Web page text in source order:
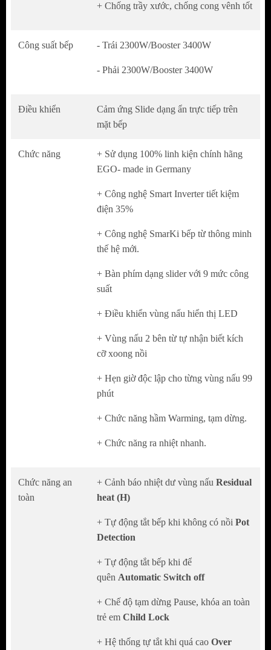
mới.
Điều khiển vùng nấu hiển thị LED
nồi
Hẹn giờ độc lập cho từng vùng nấu 99 phút
Chức năng hầm Warming, tạm dừng.
Chức năng ra nhiệt nhanh.
CHỨC NĂNG AN TOÀN
Tự động tắt bếp khi không có nồi
Tự động tắt bếp khi để quên
Child Lock
Cảm biến chống tràn tự tắt
HÌNH ẢNH THỰC TẾ CỦA BẾP TỪ
KOCHER DI 801GE IPLUS
+ Chống trầy xước, chống cong vênh tốt
Công suất bếp - Trái 2300W/Booster 3400W
- Phải 2300W/Booster 3400W
Điều khiển
Cảm ứng Slide dạng ẩn trực tiếp trên
mặt bếp
Chức năng
+ Sử dụng 100% linh kiện chính hãng
EGO- made in Germany
+ Công nghệ Smart Inverter tiết kiệm
điện 35%
+ Công nghệ SmarKi bếp từ thông minh
thế hệ mới.
+ Bàn phím dạng slider với 9 mức công
suất
+ Điều khiển vùng nấu hiển thị LED
+ Vùng nấu 2 bên từ tự nhận biết kích
cỡ xoong nồi
+ Hẹn giờ độc lập cho từng vùng nấu 99
phút
+ Chức năng hầm Warming, tạm dừng.
+ Chức năng ra nhiệt nhanh.
Chức năng an
toàn
+ Cảnh báo nhiệt dư vùng nấu Residual
heat (H)
+ Tự động tắt bếp khi không có nồi Pot
Detection
+ Tự động tắt bếp khi để
quên Automatic Switch off
+ Chế độ tạm dừng Pause, khóa an toàn
trẻ em Child Lock
+ Hệ thống tự tắt khi quá cao Over